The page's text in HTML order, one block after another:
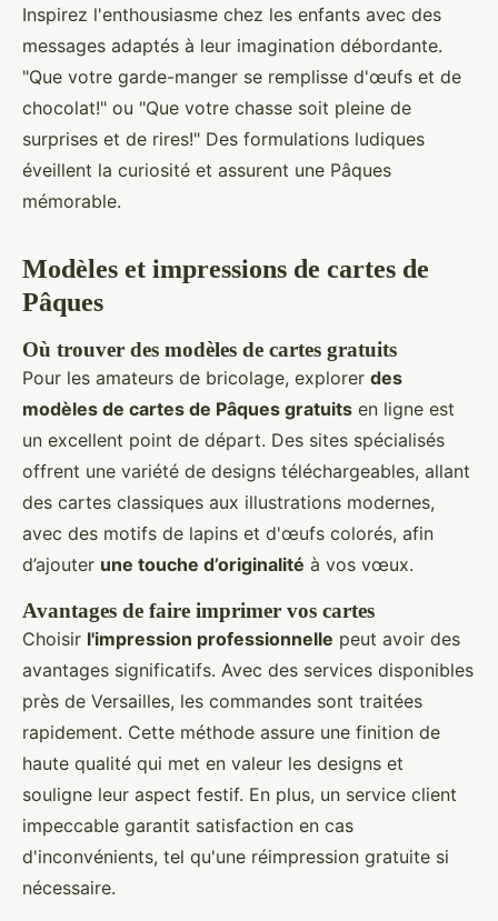
Inspirez l'enthousiasme chez les enfants avec des
messages adaptés à leur imagination débordante.
"Que votre garde-manger se remplisse d'œufs et de
chocolat!" ou "Que votre chasse soit pleine de
surprises et de rires!" Des formulations ludiques
éveillent la curiosité et assurent une Pâques
mémorable.
Modèles et impressions de cartes de
Pâques
Où trouver des modèles de cartes gratuits
Pour les amateurs de bricolage, explorer des
modèles de cartes de Pâques gratuits en ligne est
un excellent point de départ. Des sites spécialisés
offrent une variété de designs téléchargeables, allant
des cartes classiques aux illustrations modernes,
avec des motifs de lapins et d'œufs colorés, afin
d’ajouter une touche d’originalité à vos vœux.
Avantages de faire imprimer vos cartes
Choisir l'impression professionnelle peut avoir des
avantages significatifs. Avec des services disponibles
près de Versailles, les commandes sont traitées
rapidement. Cette méthode assure une finition de
haute qualité qui met en valeur les designs et
souligne leur aspect festif. En plus, un service client
impeccable garantit satisfaction en cas
d'inconvénients, tel qu'une réimpression gratuite si
nécessaire.